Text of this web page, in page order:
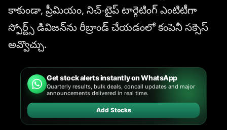
కాకుండా, ప్రీమియం, నిచ్-టైప్‌ టార్గెటింగ్ ఎంటిటీగా
స్పోర్ట్స్ డివిజన్‌ను రీబ్రాండ్ చేయడంలో కంపెనీ సక్సెస్
అవ్వొచ్చు.
Get stock alerts instantly on WhatsApp
Quarterly results, bulk deals, concall updates and major
announcements delivered in real time.
Add Stocks